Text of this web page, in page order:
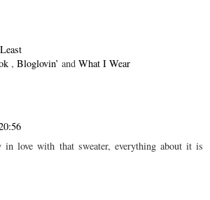
, Bloglovin’ and What I Wear
in love with that sweater, everything about it is